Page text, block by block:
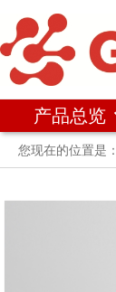
产品总览
您现在的位置是：